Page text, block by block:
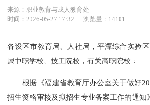
来源：职业教育与成人教育处
时间：2026-05-27 17:32
浏览量：14101
各设区市教育局、人社局，平潭综合实验
属中职学校、技工院校，有关高职院校：
根据《福建省教育厅办公室关于做好
招生资格审核及拟招生专业备案工作的通知